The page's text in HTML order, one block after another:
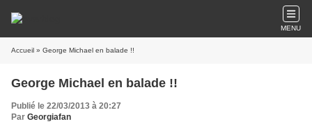
MENU
Accueil » George Michael en balade !!
George Michael en balade !!
Publié le 22/03/2013 à 20:27
Par Georgiafan